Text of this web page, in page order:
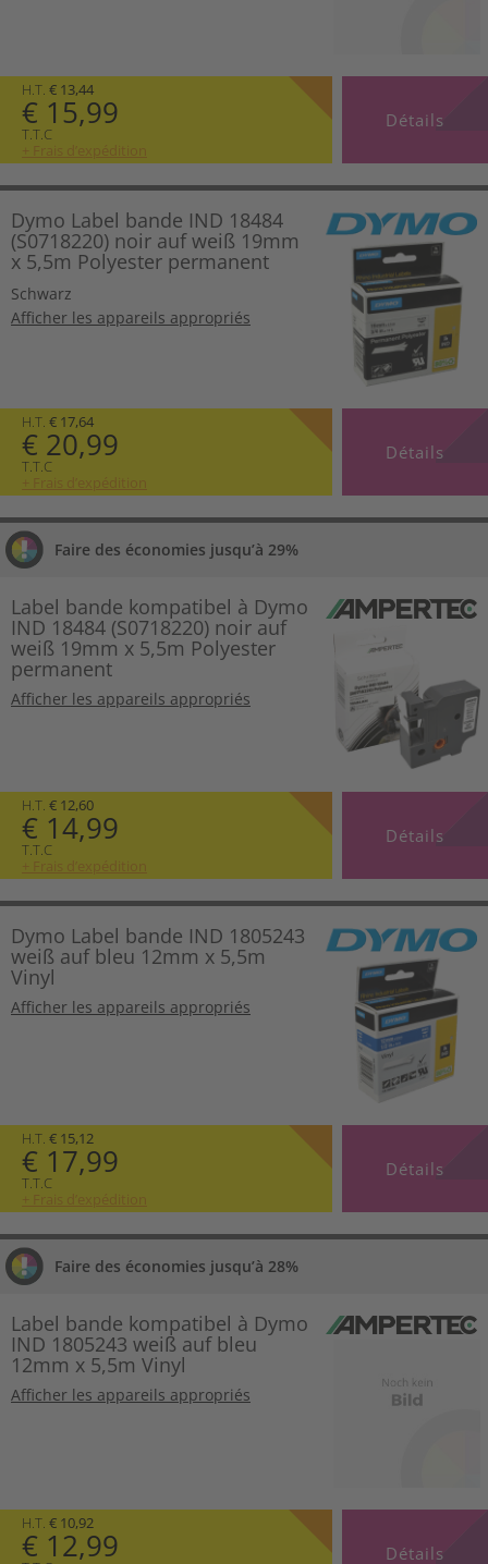
H.T. € 13,44
€ 15,99
T.T.C
+ Frais d’expédition
Détails
Dymo Label bande IND 18484
(S0718220) noir auf weiß 19mm
x 5,5m Polyester permanent
Schwarz
Afficher les appareils appropriés
H.T. € 17,64
€ 20,99
T.T.C
+ Frais d’expédition
Détails
Faire des économies jusqu’à 29%
Label bande kompatibel à Dymo
IND 18484 (S0718220) noir auf
weiß 19mm x 5,5m Polyester
permanent
Afficher les appareils appropriés
H.T. € 12,60
€ 14,99
T.T.C
+ Frais d’expédition
Détails
Dymo Label bande IND 1805243
weiß auf bleu 12mm x 5,5m
Vinyl
Afficher les appareils appropriés
H.T. € 15,12
€ 17,99
T.T.C
+ Frais d’expédition
Détails
Faire des économies jusqu’à 28%
Label bande kompatibel à Dymo
IND 1805243 weiß auf bleu
12mm x 5,5m Vinyl
Afficher les appareils appropriés
H.T. € 10,92
€ 12,99 Détails